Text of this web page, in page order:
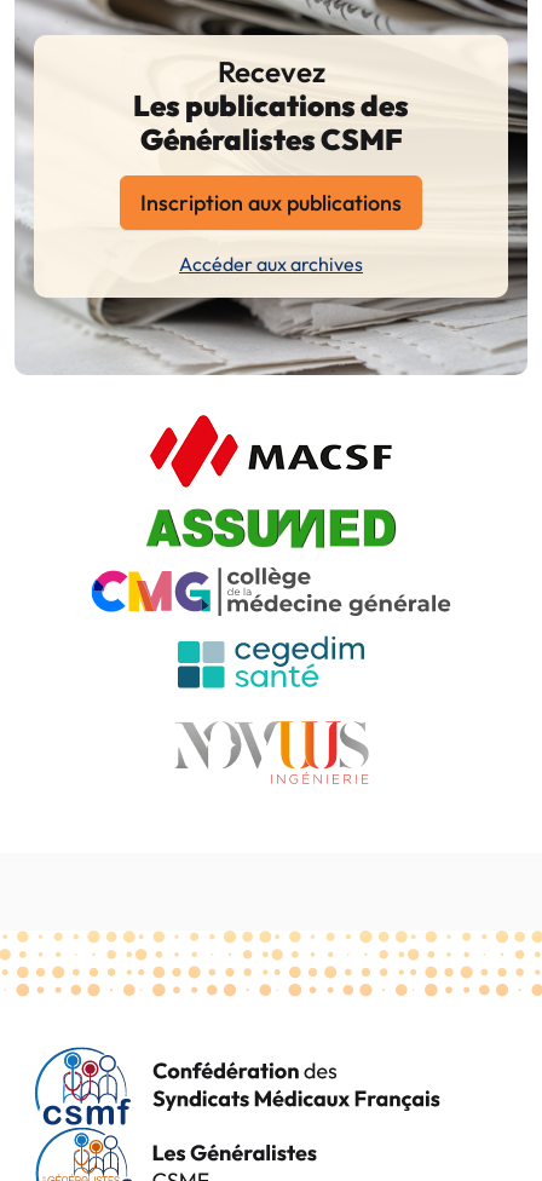
Recevez
Les publications des
Généralistes CSMF
Inscription aux publications
Accéder aux archives